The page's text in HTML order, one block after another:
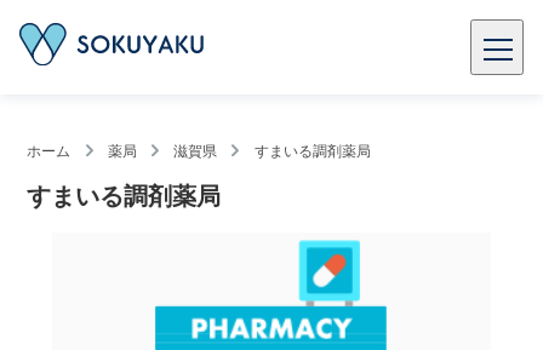
ホーム 薬局 滋賀県 すまいる調剤薬局
すまいる調剤薬局